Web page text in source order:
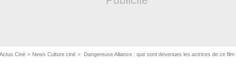
Actus Ciné News Culture ciné Dangereuse Alliance : que sont devenues les actrices de ce